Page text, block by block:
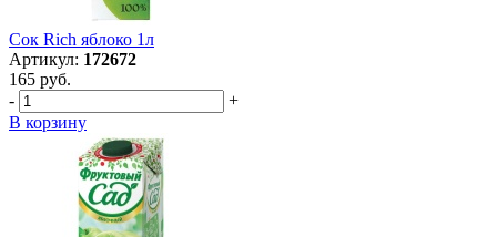
Сок Rich яблоко 1л
Артикул: 172672
165 руб.
-
+
В корзину